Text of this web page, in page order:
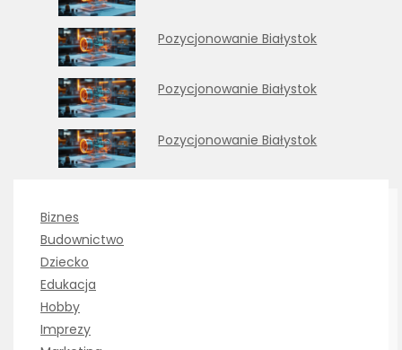
Pozycjonowanie Białystok
Pozycjonowanie Białystok
Pozycjonowanie Białystok
Biznes
Budownictwo
Dziecko
Edukacja
Hobby
Imprezy